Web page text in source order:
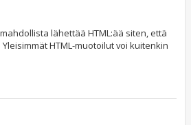
lähettää HTML:ää siten, että
HTML-muotoilut voi kuitenkin